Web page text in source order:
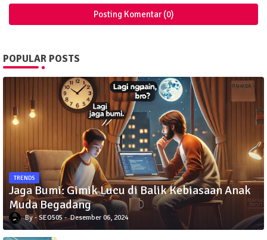
Posting Komentar (0)
POPULAR POSTS
TRENDS
Jaga Bumi: Gimik Lucu di Balik Kebiasaan Anak
Muda Begadang
SEO505 Desember 06, 2024